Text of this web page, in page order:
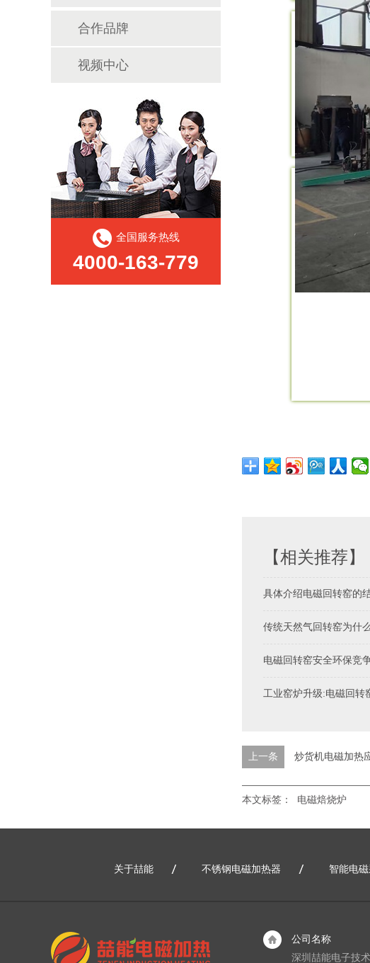
【相关推荐】
具体介绍电磁回转窑的
传统天然气回转窑为什
电磁回转窑安全环保竞
工业窑炉升级:电磁回转
上一条 炒货机电磁加热
本文标签： 电磁焙烧炉
合作品牌
视频中心
全国服务热线
4000-163-779
关于喆能 不锈钢电磁加热器 智能电
公司名称
深圳喆能电子技